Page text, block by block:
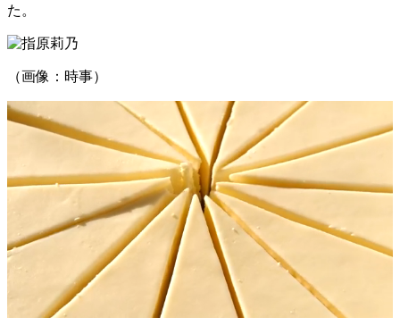
た。
（画像：時事）